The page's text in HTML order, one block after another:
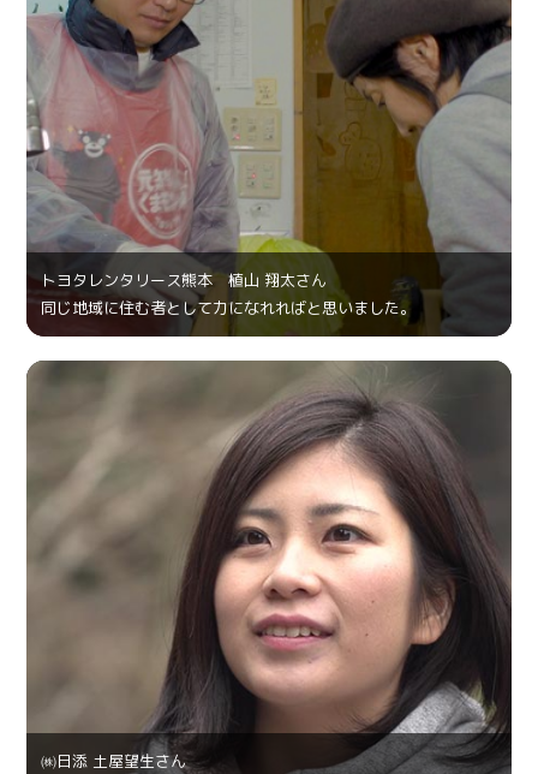
トヨタレンタリース熊本 植山 翔太さん
同じ地域に住む者として力になれればと思いました。
㈱日添 土屋望生さん